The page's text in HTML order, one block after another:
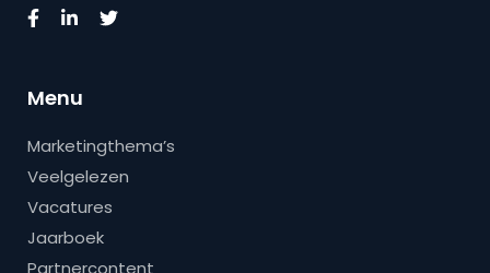
Menu
Marketingthema’s
Veelgelezen
Vacatures
Jaarboek
Partnercontent